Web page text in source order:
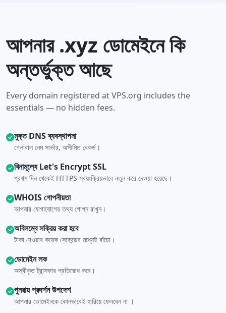
আপনার .xyz ডোমেইনে কি
অন্তর্ভুক্ত আছে
Every domain registered at VPS.org includes the
essentials — no hidden fees.
মুক্ত DNS ব্যবস্থাপনা
গ্লোবাল নেম সার্ভার, অসীমিত রেকর্ড।
বিনামূল্যে Let's Encrypt SSL
প্রথম দিন থেকেই HTTPS স্বয়ংক্রিয়ভাবে নতুন করে দেওয়া হয়েছে।
WHOIS গোপনীয়তা
আপনার যোগাযোগের তথ্য গোপন রাখুন।
অবিলম্বে সক্রিয় করা হবে
টাকা দেওয়ার কয়েক সেকেন্ডের মধ্যেই বাঁচো।
ডোমেইন লক
অস্বীকৃত ট্রান্সফার প্রতিরোধ করে।
পুনরায় প্রদর্শন উপদেশ
আপনার ডোমেইনকে কোনভাবেই হারিয়ে ফেলবেন না ।